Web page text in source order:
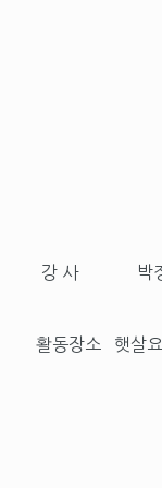
강 사 박
활동장소 햇살